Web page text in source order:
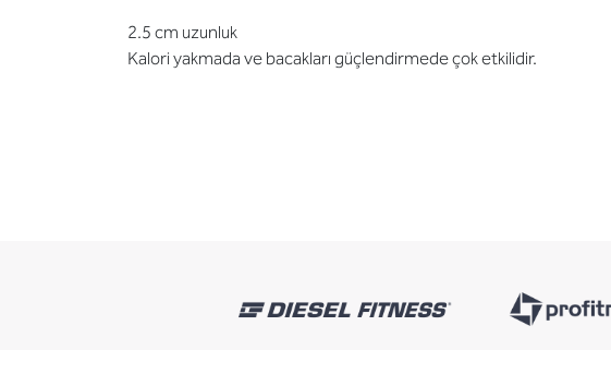
2.5 cm uzunluk
Kalori yakmada ve bacakları güçlendirmede çok etkilidir.